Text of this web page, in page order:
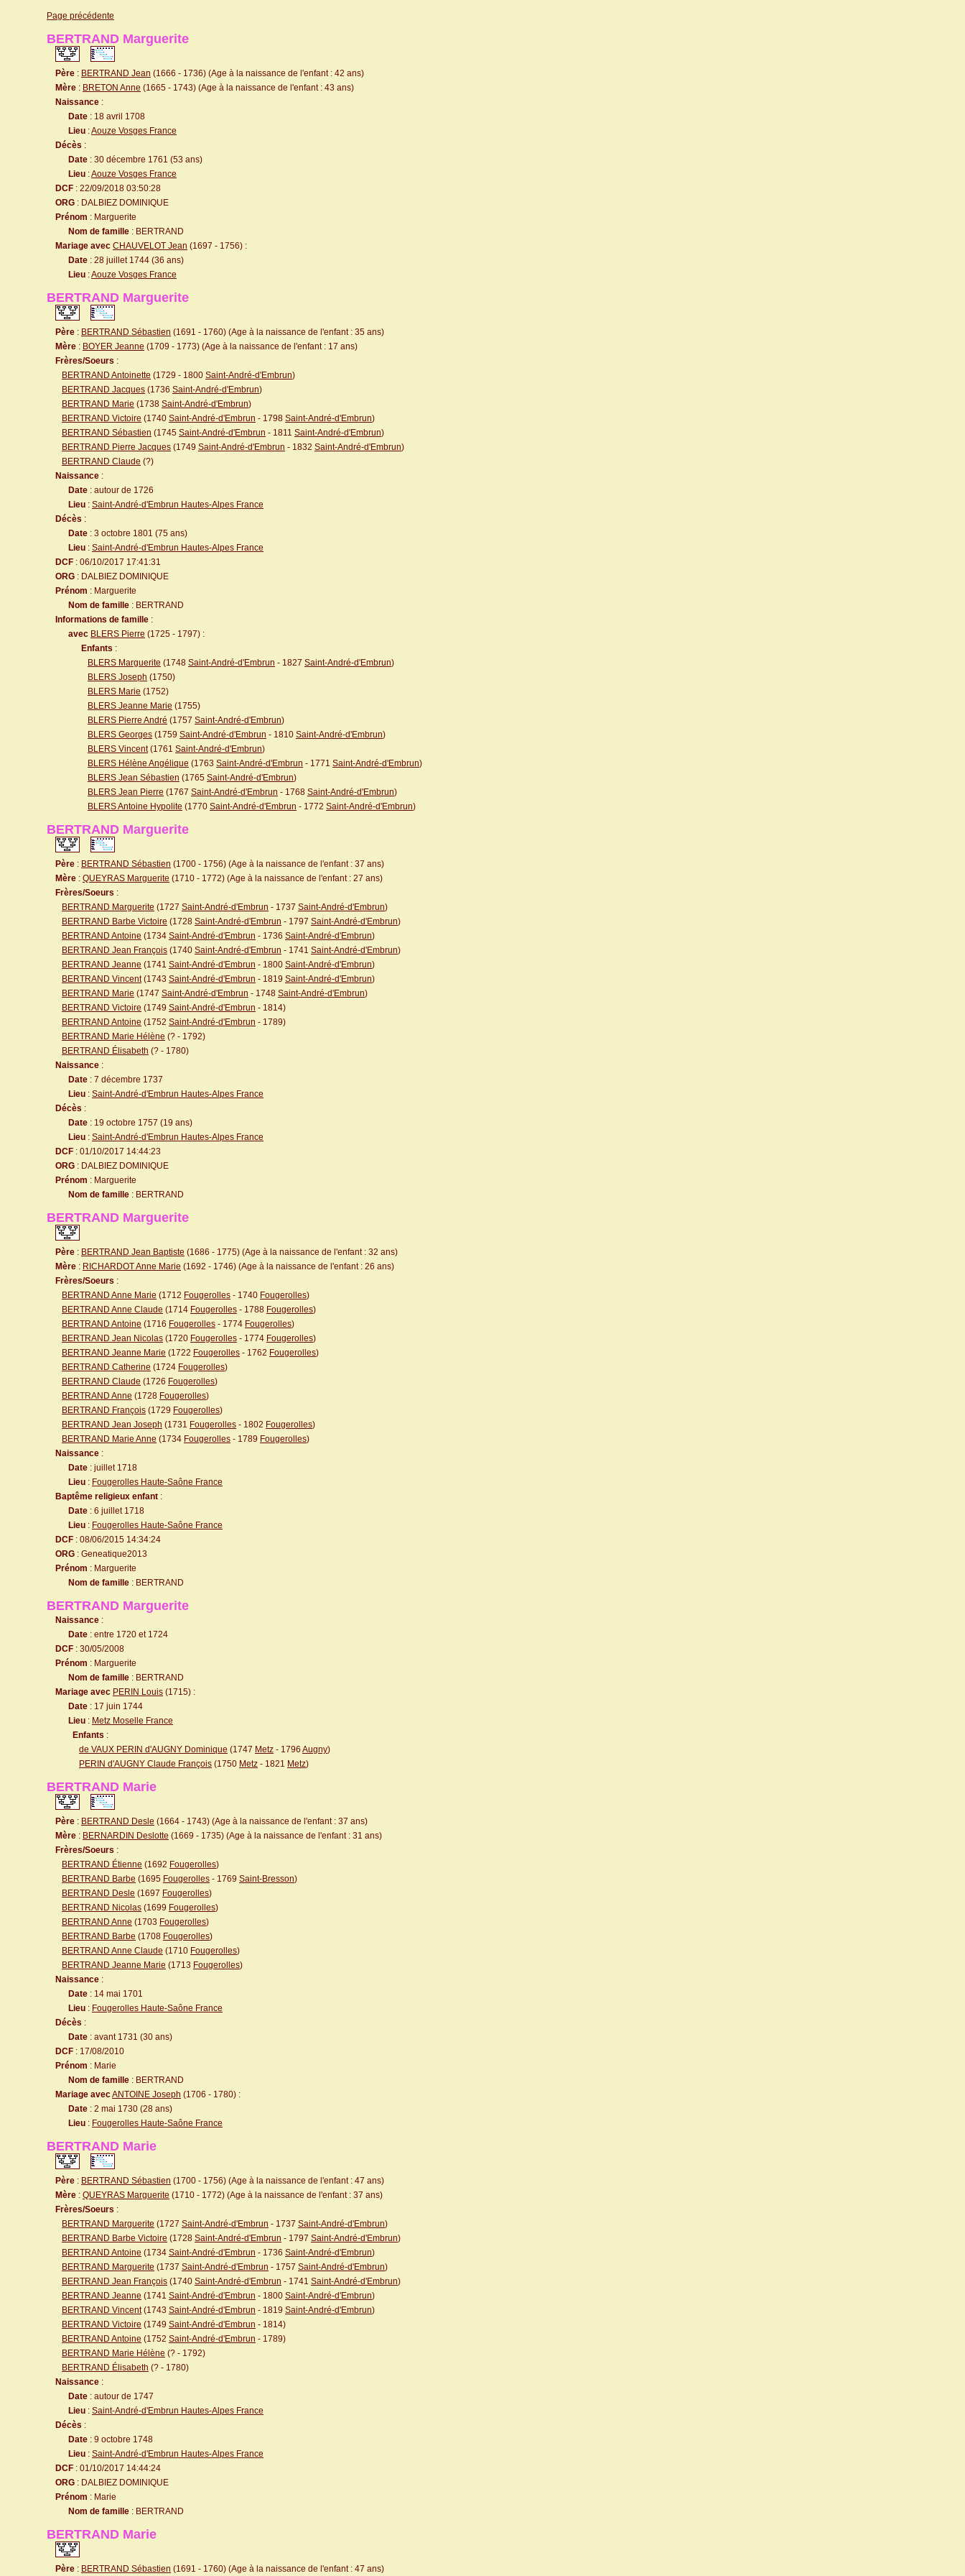
Page précédente
BERTRAND Marguerite
Père : BERTRAND Jean (1666 - 1736) (Age à la naissance de l'enfant : 42 ans)
Mère : BRETON Anne (1665 - 1743) (Age à la naissance de l'enfant : 43 ans)
Naissance :
Date : 18 avril 1708
Lieu :Aouze Vosges France
Décès :
Date : 30 décembre 1761 (53 ans)
Lieu :Aouze Vosges France
DCF : 22/09/2018 03:50:28
ORG : DALBIEZ DOMINIQUE
Prénom : Marguerite
Nom de famille : BERTRAND
Mariage avec CHAUVELOT Jean (1697 - 1756) :
Date : 28 juillet 1744 (36 ans)
Lieu :Aouze Vosges France
BERTRAND Marguerite
Père : BERTRAND Sébastien (1691 - 1760) (Age à la naissance de l'enfant : 35 ans)
Mère : BOYER Jeanne (1709 - 1773) (Age à la naissance de l'enfant : 17 ans)
Frères/Soeurs :
BERTRAND Antoinette (1729 - 1800 Saint-André-d'Embrun)
BERTRAND Jacques (1736 Saint-André-d'Embrun)
BERTRAND Marie (1738 Saint-André-d'Embrun)
BERTRAND Victoire (1740 Saint-André-d'Embrun - 1798 Saint-André-d'Embrun)
BERTRAND Sébastien (1745 Saint-André-d'Embrun - 1811 Saint-André-d'Embrun)
BERTRAND Pierre Jacques (1749 Saint-André-d'Embrun - 1832 Saint-André-d'Embrun)
BERTRAND Claude (?)
Naissance :
Date : autour de 1726
Lieu : Saint-André-d'Embrun Hautes-Alpes France
Décès :
Date : 3 octobre 1801 (75 ans)
Lieu : Saint-André-d'Embrun Hautes-Alpes France
DCF : 06/10/2017 17:41:31
ORG : DALBIEZ DOMINIQUE
Prénom : Marguerite
Nom de famille : BERTRAND
Informations de famille :
avec BLERS Pierre (1725 - 1797) :
Enfants :
BLERS Marguerite (1748 Saint-André-d'Embrun - 1827 Saint-André-d'Embrun)
BLERS Joseph (1750)
BLERS Marie (1752)
BLERS Jeanne Marie (1755)
BLERS Pierre André (1757 Saint-André-d'Embrun)
BLERS Georges (1759 Saint-André-d'Embrun - 1810 Saint-André-d'Embrun)
BLERS Vincent(1761 Saint-André-d'Embrun)
BLERS Hélène Angélique (1763 Saint-André-d'Embrun - 1771 Saint-André-d'Embrun)
BLERS Jean Sébastien (1765 Saint-André-d'Embrun)
BLERS Jean Pierre (1767 Saint-André-d'Embrun - 1768 Saint-André-d'Embrun)
BLERS Antoine Hypolite (1770 Saint-André-d'Embrun - 1772 Saint-André-d'Embrun)
BERTRAND Marguerite
Père : BERTRAND Sébastien (1700 - 1756) (Age à la naissance de l'enfant : 37 ans)
Mère : QUEYRAS Marguerite (1710 - 1772) (Age à la naissance de l'enfant : 27 ans)
Frères/Soeurs :
BERTRAND Marguerite (1727 Saint-André-d'Embrun - 1737 Saint-André-d'Embrun)
BERTRAND Barbe Victoire (1728 Saint-André-d'Embrun - 1797 Saint-André-d'Embrun)
BERTRAND Antoine (1734 Saint-André-d'Embrun - 1736 Saint-André-d'Embrun)
BERTRAND Jean François (1740 Saint-André-d'Embrun - 1741 Saint-André-d'Embrun)
BERTRAND Jeanne (1741 Saint-André-d'Embrun - 1800 Saint-André-d'Embrun)
BERTRAND Vincent(1743 Saint-André-d'Embrun - 1819 Saint-André-d'Embrun)
BERTRAND Marie (1747 Saint-André-d'Embrun - 1748 Saint-André-d'Embrun)
BERTRAND Victoire (1749 Saint-André-d'Embrun - 1814)
BERTRAND Antoine (1752 Saint-André-d'Embrun - 1789)
BERTRAND Marie Hélène (? - 1792)
BERTRAND Élisabeth (? - 1780)
Naissance :
Date : 7 décembre 1737
Lieu : Saint-André-d'Embrun Hautes-Alpes France
Décès :
Date : 19 octobre 1757 (19 ans)
Lieu : Saint-André-d'Embrun Hautes-Alpes France
DCF : 01/10/2017 14:44:23
ORG : DALBIEZ DOMINIQUE
Prénom : Marguerite
Nom de famille : BERTRAND
BERTRAND Marguerite
Père : BERTRAND Jean Baptiste (1686 - 1775) (Age à la naissance de l'enfant : 32 ans)
Mère : RICHARDOT Anne Marie (1692 - 1746) (Age à la naissance de l'enfant : 26 ans)
Frères/Soeurs :
BERTRAND Anne Marie (1712 Fougerolles - 1740 Fougerolles)
BERTRAND Anne Claude (1714 Fougerolles - 1788 Fougerolles)
BERTRAND Antoine (1716 Fougerolles - 1774 Fougerolles)
BERTRAND Jean Nicolas (1720 Fougerolles - 1774 Fougerolles)
BERTRAND Jeanne Marie (1722 Fougerolles - 1762 Fougerolles)
BERTRAND Catherine (1724 Fougerolles)
BERTRAND Claude (1726 Fougerolles)
BERTRAND Anne (1728 Fougerolles)
BERTRAND François (1729 Fougerolles)
BERTRAND Jean Joseph (1731 Fougerolles - 1802 Fougerolles)
BERTRAND Marie Anne (1734 Fougerolles - 1789 Fougerolles)
Naissance :
Date : juillet 1718
Lieu : Fougerolles Haute-Saône France
Baptême religieux enfant :
Date : 6 juillet 1718
Lieu : Fougerolles Haute-Saône France
DCF : 08/06/2015 14:34:24
ORG : Geneatique2013
Prénom : Marguerite
Nom de famille : BERTRAND
BERTRAND Marguerite
Naissance :
Date : entre 1720 et 1724
DCF : 30/05/2008
Prénom : Marguerite
Nom de famille : BERTRAND
Mariage avec PERIN Louis (1715) :
Date : 17 juin 1744
Lieu : Metz Moselle France
Enfants :
de VAUX PERIN d'AUGNY Dominique (1747 Metz - 1796 Augny)
PERIN d'AUGNY Claude François (1750 Metz - 1821 Metz)
BERTRAND Marie
Père : BERTRAND Desle (1664 - 1743) (Age à la naissance de l'enfant : 37 ans)
Mère : BERNARDIN Deslotte (1669 - 1735) (Age à la naissance de l'enfant : 31 ans)
Frères/Soeurs :
BERTRAND Étienne (1692 Fougerolles)
BERTRAND Barbe (1695 Fougerolles - 1769 Saint-Bresson)
BERTRAND Desle (1697 Fougerolles)
BERTRAND Nicolas (1699 Fougerolles)
BERTRAND Anne (1703 Fougerolles)
BERTRAND Barbe (1708 Fougerolles)
BERTRAND Anne Claude (1710 Fougerolles)
BERTRAND Jeanne Marie (1713 Fougerolles)
Naissance :
Date : 14 mai 1701
Lieu : Fougerolles Haute-Saône France
Décès :
Date : avant 1731 (30 ans)
DCF : 17/08/2010
Prénom : Marie
Nom de famille : BERTRAND
Mariage avecANTOINE Joseph (1706 - 1780) :
Date : 2 mai 1730 (28 ans)
Lieu : Fougerolles Haute-Saône France
BERTRAND Marie
Père : BERTRAND Sébastien (1700 - 1756) (Age à la naissance de l'enfant : 47 ans)
Mère : QUEYRAS Marguerite (1710 - 1772) (Age à la naissance de l'enfant : 37 ans)
Frères/Soeurs :
BERTRAND Marguerite (1727 Saint-André-d'Embrun - 1737 Saint-André-d'Embrun)
BERTRAND Barbe Victoire (1728 Saint-André-d'Embrun - 1797 Saint-André-d'Embrun)
BERTRAND Antoine (1734 Saint-André-d'Embrun - 1736 Saint-André-d'Embrun)
BERTRAND Marguerite (1737 Saint-André-d'Embrun - 1757 Saint-André-d'Embrun)
BERTRAND Jean François (1740 Saint-André-d'Embrun - 1741 Saint-André-d'Embrun)
BERTRAND Jeanne (1741 Saint-André-d'Embrun - 1800 Saint-André-d'Embrun)
BERTRAND Vincent(1743 Saint-André-d'Embrun - 1819 Saint-André-d'Embrun)
BERTRAND Victoire (1749 Saint-André-d'Embrun - 1814)
BERTRAND Antoine (1752 Saint-André-d'Embrun - 1789)
BERTRAND Marie Hélène (? - 1792)
BERTRAND Élisabeth (? - 1780)
Naissance :
Date : autour de 1747
Lieu : Saint-André-d'Embrun Hautes-Alpes France
Décès :
Date : 9 octobre 1748
Lieu : Saint-André-d'Embrun Hautes-Alpes France
DCF : 01/10/2017 14:44:24
ORG : DALBIEZ DOMINIQUE
Prénom : Marie
Nom de famille : BERTRAND
BERTRAND Marie
Père : BERTRAND Sébastien (1691 - 1760) (Age à la naissance de l'enfant : 47 ans)